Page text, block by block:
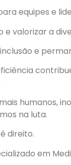
equipes e
valorizar a
e
humanos,
na luta.
direito.
em